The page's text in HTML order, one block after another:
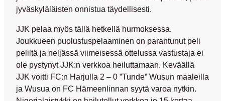
jyväskyläläisten onnistua täydellisesti.
JJK pelaa myös tällä hetkellä hurmoksessa.
Joukkueen puolustuspelaaminen on parantunut peli
peliltä ja neljässä viimeisessä ottelussa vastustaja ei
ole pystynyt JJK:n verkkoa heiluttamaan. Keväällä
JJK voitti FC:n Harjulla 2 – 0 ”Tunde” Wusun maaleilla
ja Wusua on FC Hämeenlinnan syytä varoa nytkin.